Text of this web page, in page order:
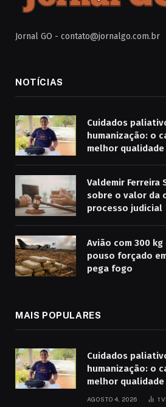
Jornal GO - contato@jornalgo.com.br
NOTÍCIAS
Cuidados
humanização: o
melhor
Valdemir Ferreira
sobre o valor da
processo judicial
Avião com 300
pouso forçado
pega fogo
MAIS POPULARES
Cuidados
humanização: o
melhor
AGOSTO 4, 2026 1